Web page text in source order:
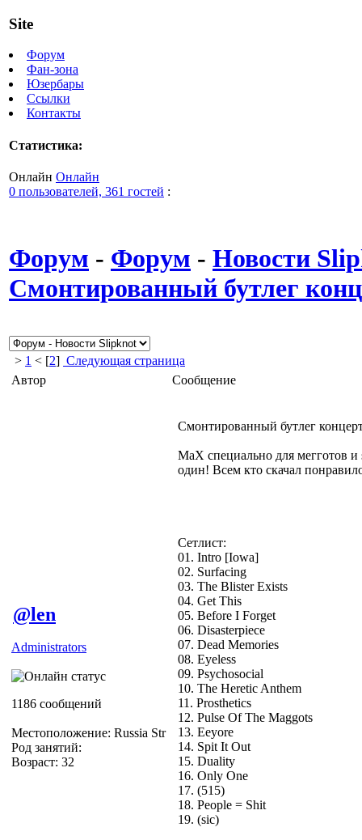
Site
Форум
Фан-зона
Юзербары
Ссылки
Контакты
Статистика:
Онлайн Онлайн
0 пользователей, 361 гостей :
Форум - Форум - Новости
Смонтированный бутлег
> 1 < [2] Следующая страница
Автор
Сообщение
@len
Administrators
1186 сообщений
Местоположение: Russia Str
Род занятий:
Возраст: 32
Смонтированный бутлег
MaX специально для мегготов и
один! Всем кто скачал
Сетлист:
01. Intro [Iowa]
02. Surfacing
03. The Blister Exists
04. Get This
05. Before I Forget
06. Disasterpiece
07. Dead Memories
08. Eyeless
09. Psychosocial
10. The Heretic Anthem
11. Prosthetics
12. Pulse Of The Maggots
13. Eeyore
14. Spit It Out
15. Duality
16. Only One
17. (515)
18. People = Shit
19. (sic)